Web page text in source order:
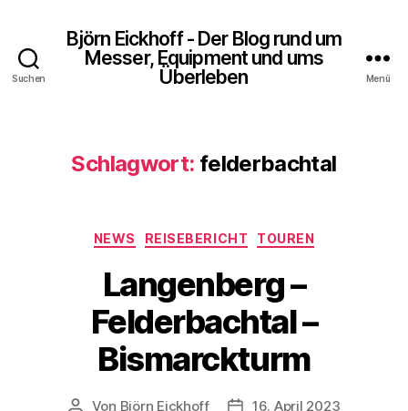
Suchen
Björn Eickhoff - Der Blog rund um
Messer, Equipment und ums
Überleben
Menü
Schlagwort: felderbachtal
Kategorien
NEWS REISEBERICHT TOUREN
Langenberg –
Felderbachtal –
Bismarckturm
Beitragsautor
Von Björn Eickhoff Veröffentlichungsdatum
16. April 2023